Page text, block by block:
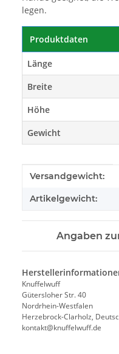
legen.
Produktdaten
Länge
Breite
Höhe
Gewicht
Produkteigenschaft
Wert
Versandgewicht:
Artikelgewicht:
Angaben
Knuffelwuff
Gütersloher Str. 40
Nordrhein-Westfalen
Herzebrock-Clarholz,
kontakt@knuffelwuff.de